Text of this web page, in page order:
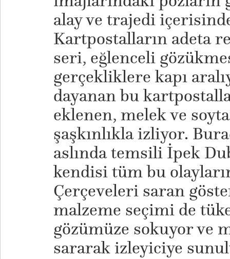
alay ve trajedi
Kartpostalların adeta
seri, eğlenceli
gerçekliklere kapı
dayanan bu
eklenen, melek ve
şaşkınlıkla izliyor.
aslında temsili İpek
kendisi tüm bu
Çerçeveleri saran
malzeme seçimi de
gözümüze sokuyor ve
sararak izleyiciye